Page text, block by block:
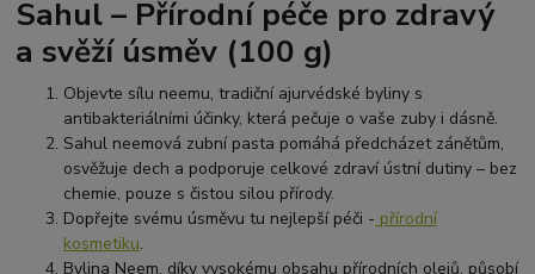
Sahul – Přírodní péče pro zdravý
a svěží úsměv (100 g)
Objevte sílu neemu, tradiční ajurvédské byliny s
antibakteriálními účinky, která pečuje o vaše zuby i dásně.
Sahul neemová zubní pasta pomáhá předcházet zánětům,
osvěžuje dech a podporuje celkové zdraví ústní dutiny – bez
chemie, pouze s čistou silou přírody.
Dopřejte svému úsměvu tu nejlepší péči - přírodní
kosmetiku.
Bylina Neem, díky vysokému obsahu přírodních olejů, působí